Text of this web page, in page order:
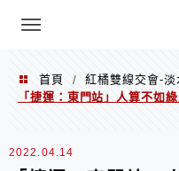
巧、
menu
首頁 / 紅橘雙線交會-
「捷運：東門站」人算不如
2022.04.14